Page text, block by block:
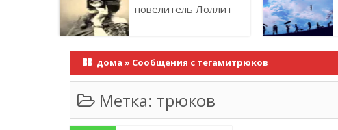
повелитель Лоллит
дома » Сообщения с тегамитрюков
Метка: трюков